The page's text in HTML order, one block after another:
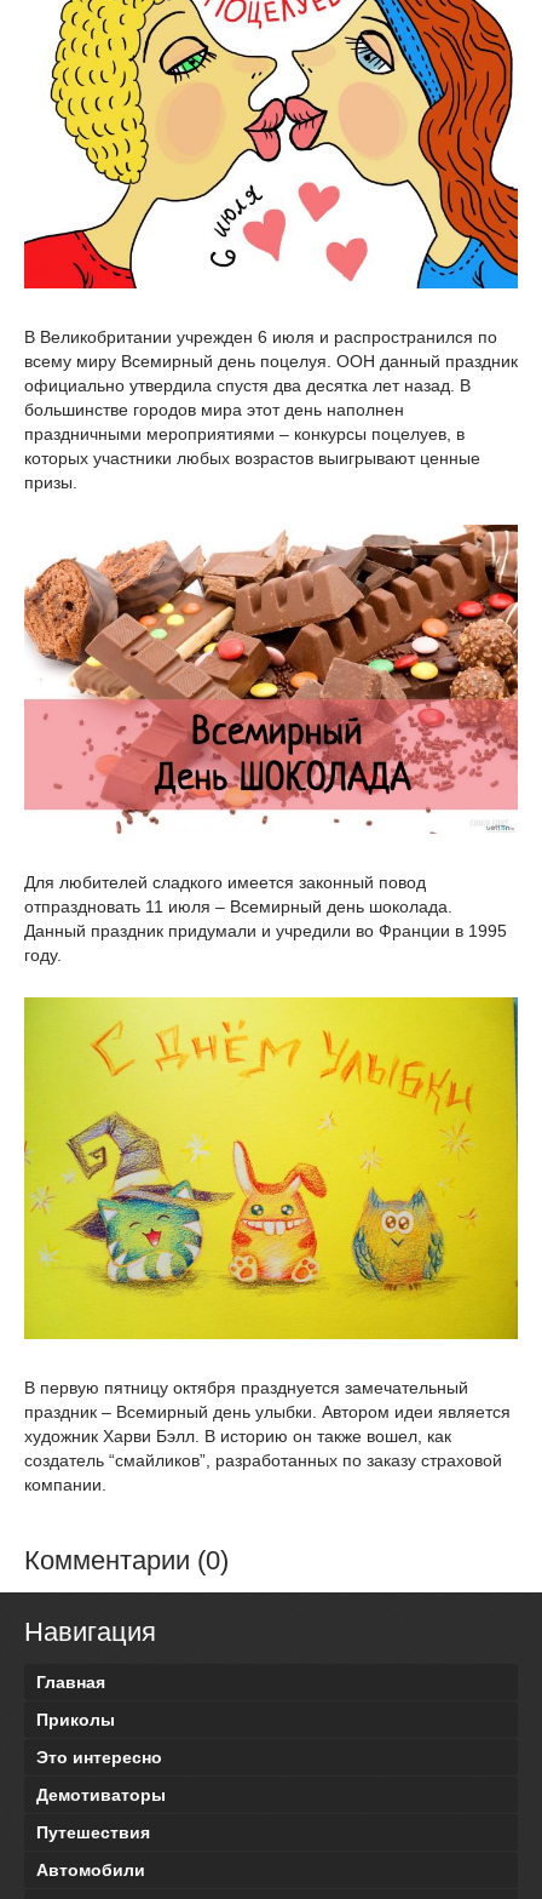
В Великобритании учрежден 6 июля и распространился по
всему миру Всемирный день поцелуя. ООН данный праздник
официально утвердила спустя два десятка лет назад. В
большинстве городов мира этот день наполнен
праздничными мероприятиями – конкурсы поцелуев, в
которых участники любых возрастов выигрывают ценные
призы.
Для любителей сладкого имеется законный повод
отпраздновать 11 июля – Всемирный день шоколада.
Данный праздник придумали и учредили во Франции в 1995
году.
В первую пятницу октября празднуется замечательный
праздник – Всемирный день улыбки. Автором идеи является
художник Харви Бэлл. В историю он также вошел, как
создатель “смайликов”, разработанных по заказу страховой
компании.
Комментарии (0)
Навигация
Главная
Приколы
Это интересно
Демотиваторы
Путешествия
Автомобили